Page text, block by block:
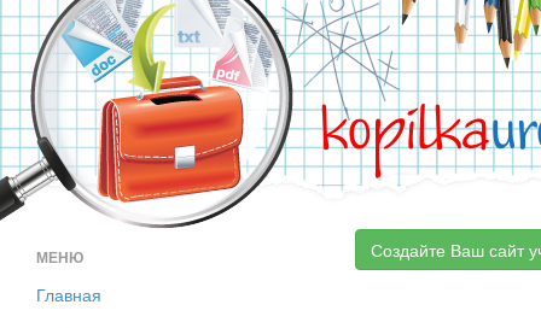
kopilka
МЕНЮ
Главная
Создайте Ваш сайт